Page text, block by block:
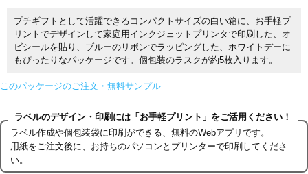
プチギフトとして活躍できるコンパクトサイズの白い箱に、お手軽プ
リントでデザインして家庭用インクジェットプリンタで印刷した、オ
ビシールを貼り、ブルーのリボンでラッピングした、ホワイトデーに
もぴったりなパッケージです。個包装のラスクが約5枚入ります。
このパッケージのご注文・無料サンプル
ラベルのデザイン・印刷には「お手軽プリント」をご活用ください！
ラベル作成や個包装袋に印刷ができる、無料のWebアプリです。
用紙をご注文後に、お持ちのパソコンとプリンターで印刷してくださ
い。